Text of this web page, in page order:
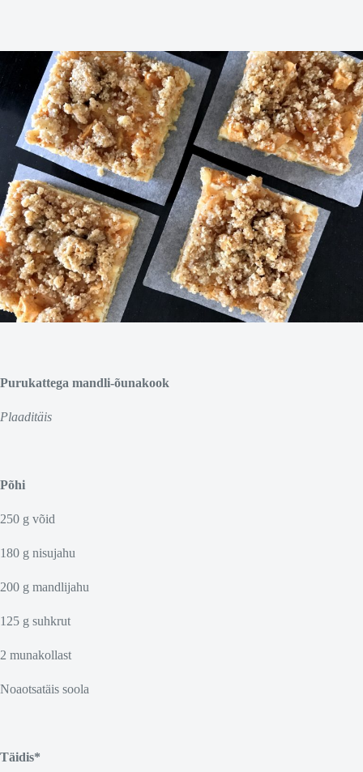
Purukattega mandli-õunakook
Plaaditäis
Põhi
250 g võid
180 g nisujahu
200 g mandlijahu
125 g suhkrut
2 munakollast
Noaotsatäis soola
Täidis*